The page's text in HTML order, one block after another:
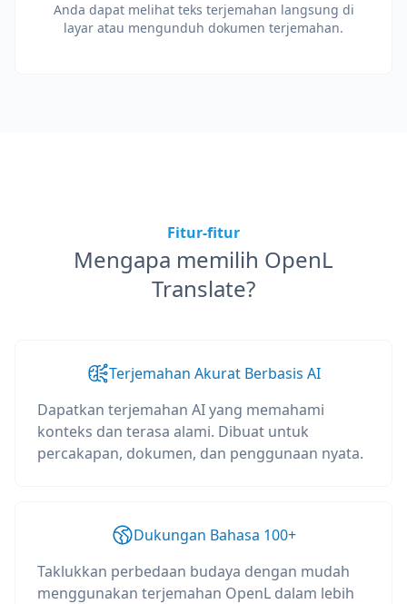
Anda dapat melihat teks terjemahan langsung di
layar atau mengunduh dokumen terjemahan.
Fitur-fitur
Mengapa memilih OpenL
Translate?
Terjemahan Akurat Berbasis AI
Dapatkan terjemahan AI yang memahami
konteks dan terasa alami. Dibuat untuk
percakapan, dokumen, dan penggunaan nyata.
Dukungan Bahasa 100+
Taklukkan perbedaan budaya dengan mudah
menggunakan terjemahan OpenL dalam lebih